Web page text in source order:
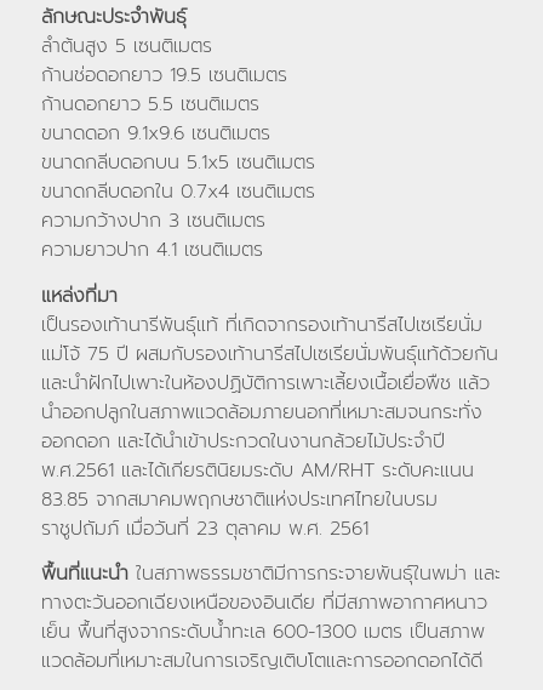
ลักษณะประจำพันธุ์
ลำต้นสูง 5 เซนติเมตร
ก้านช่อดอกยาว 19.5 เซนติเมตร
ก้านดอกยาว 5.5 เซนติเมตร
ขนาดดอก 9.1x9.6 เซนติเมตร
ขนาดกลีบดอกบน 5.1x5 เซนติเมตร
ขนาดกลีบดอกใน 0.7x4 เซนติเมตร
ความกว้างปาก 3 เซนติเมตร
ความยาวปาก 4.1 เซนติเมตร
แหล่งที่มา
เป็นรองเท้านารีพันธุ์แท้ ที่เกิดจากรองเท้านารีสไปเซเรียนั่ม
แม่โจ้ 75 ปี ผสมกับรองเท้านารีสไปเซเรียนั่มพันธุ์แท้ด้วยกัน
และนำฝักไปเพาะในห้องปฏิบัติการเพาะเลี้ยงเนื้อเยื่อพืช แล้ว
นำออกปลูกในสภาพแวดล้อมภายนอกที่เหมาะสมจนกระทั่ง
ออกดอก และได้นำเข้าประกวดในงานกล้วยไม้ประจำปี
พ.ศ.2561 และได้เกียรตินิยมระดับ AM/RHT ระดับคะแนน
83.85 จากสมาคมพฤกษชาติแห่งประเทศไทยในบรม
ราชูปถัมภ์ เมื่อวันที่ 23 ตุลาคม พ.ศ. 2561
พื้นที่แนะนำในสภาพธรรมชาติมีการกระจายพันธุ์ในพม่า และ
ทางตะวันออกเฉียงเหนือของอินเดีย ที่มีสภาพอากาศหนาว
เย็น พื้นที่สูงจากระดับน้ำทะเล 600-1300 เมตร เป็นสภาพ
แวดล้อมที่เหมาะสมในการเจริญเติบโตและการออกดอกได้ดี